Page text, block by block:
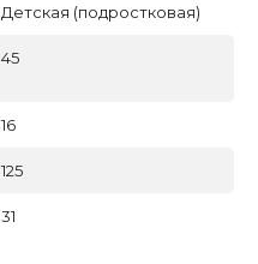
Детская (подростковая)
45
16
125
31